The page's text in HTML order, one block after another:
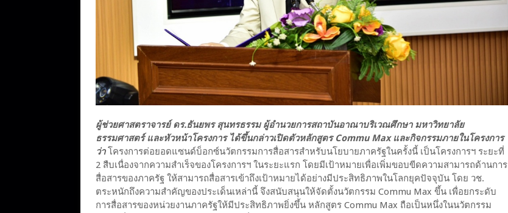
ผู้ช่วยศาสตราจารย์ ดร.ธันยพร สุนทรธรรม ผู้อำนวยการสถาบันอาณาบริเวณศึกษา มหาวิทยาลัย
ธรรมศาสตร์ และหัวหน้าโครงการ ได้ขึ้นกล่าวเปิดตัวหลักสูตร Commu Max และกิจกรรมภายในโครงการ
ว่าโครงการต่อยอดแซนด์บ็อกซ์นวัตกรรมการสื่อสารสำหรับนโยบายภาครัฐในครั้งนี้ เป็นโครงการฯ ระยะที่
2 สืบเนื่องจากความสำเร็จของโครงการฯ ในระยะแรก โดยมีเป้าหมายเพื่อเพิ่มขอบขีดความสามารถด้านการ
สื่อสารของภาครัฐ ให้สามารถสื่อสารเข้าถึงเป้าหมายได้อย่างมีประสิทธิภาพในโลกยุคปัจจุบัน โดย วช.
ตระหนักถึงความสำคัญของประเด็นเหล่านี้ จึงสนับสนุนให้จัดตั้งนวัตกรรม Commu Max ขึ้น เพื่อยกระดับ
การสื่อสารของหน่วยงานภาครัฐให้มีประสิทธิภาพยิ่งขึ้น หลักสูตร Commu Max ถือเป็นหนึ่งในนวัตกรรม